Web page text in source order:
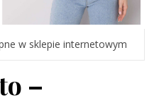
w sklepie internetowym
–